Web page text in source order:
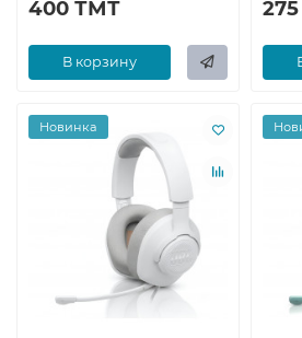
400 ТМТ
В корзину
Новинка